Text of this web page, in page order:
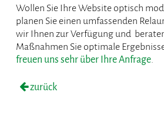
Wollen Sie Ihre Website optisch
planen Sie einen umfassenden
wir Ihnen zur Verfügung und
Maßnahmen Sie optimale
freuen uns sehr über Ihre Anfrage.
zurück